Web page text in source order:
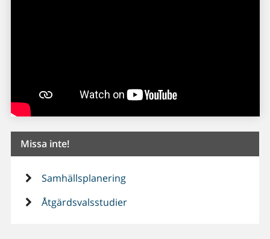
Missa inte!
Samhällsplanering
Åtgärdsvalsstudier